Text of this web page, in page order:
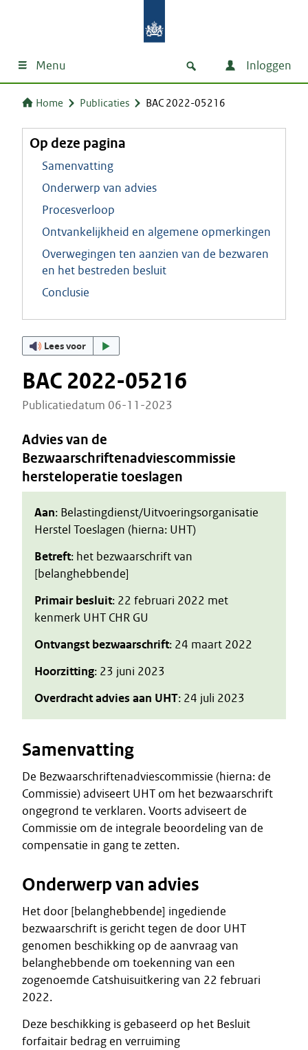
Menu Inloggen
Home Publicaties BAC 2022-05216
Op deze pagina
Samenvatting
Onderwerp van advies
Procesverloop
Ontvankelijkheid en algemene opmerkingen
Overwegingen ten aanzien van de bezwaren
en het bestreden besluit
Conclusie
Lees voor
BAC 2022-05216
Publicatiedatum 06-11-2023
Advies van de
Bezwaarschriftenadviescommissie
hersteloperatie toeslagen
Aan: Belastingdienst/Uitvoeringsorganisatie
Herstel Toeslagen (hierna: UHT)
Betreft: het bezwaarschrift van
[belanghebbende]
Primair besluit: 22 februari 2022 met
kenmerk UHT CHR GU
Ontvangst bezwaarschrift: 24 maart 2022
Hoorzitting: 23 juni 2023
Overdracht advies aan UHT: 24 juli 2023
Samenvatting
De Bezwaarschriftenadviescommissie (hierna: de
Commissie) adviseert UHT om het bezwaarschrift
ongegrond te verklaren. Voorts adviseert de
Commissie om de integrale beoordeling van de
compensatie in gang te zetten.
Onderwerp van advies
Het door [belanghebbende] ingediende
bezwaarschrift is gericht tegen de door UHT
genomen beschikking op de aanvraag van
belanghebbende om toekenning van een
zogenoemde Catshuisuitkering van 22 februari
2022.
Deze beschikking is gebaseerd op het Besluit
forfaitair bedrag en verruiming